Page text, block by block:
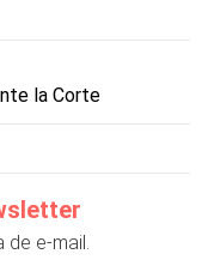
la Corte
de e-mail.